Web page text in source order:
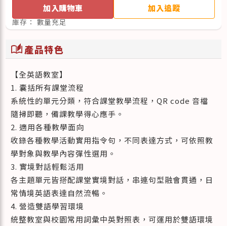
加入購物車 加入追蹤
庫存：數量充足
auto_stories產品特色
【全英語教室】
1. 囊括所有課堂流程
系統性的單元分類，符合課堂教學流程，QR code 音檔
隨掃即聽，備課教學得心應手。
2. 適用各種教學面向
收錄各種教學活動實用指令句，不同表達方式，可依照教
學對象與教學內容彈性選用。
3. 實境對話輕鬆活用
各主題單元皆搭配課堂實境對話，串連句型融會貫通，日
常情境英語表達自然流暢。
4. 營造雙語學習環境
統整教室與校園常用詞彙中英對照表，可運用於雙語環境